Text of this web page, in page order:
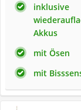
inklusive
Akkus
mit Ösen
mit